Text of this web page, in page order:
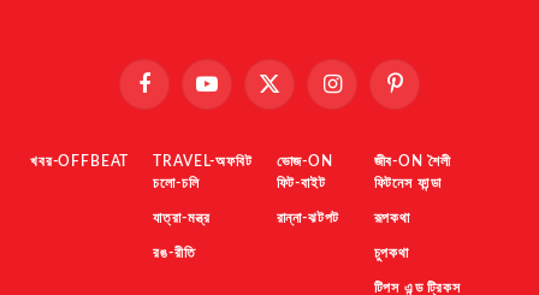
FacebookYouTube X
InstagramPinterest
খবর-OFFBEAT
TRAVEL-অফবিট
চলো-চলি
যাত্রা-মন্ত্র
রঙ-রীতি
ভোজ-ON
ফিট-বাইট
রান্না-ঝটপট
জীব-ON শৈলী
ফিটনেস ফান্ডা
রূপকথা
চুপকথা
টিপস এন্ড ট্রিকস